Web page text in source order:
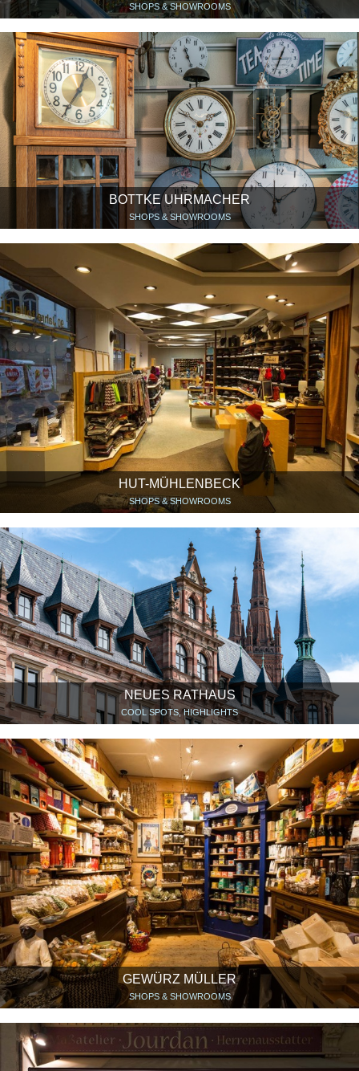
SHOPS & SHOWROOMS
BOTTKE UHRMACHER
SHOPS & SHOWROOMS
HUT-MÜHLENBECK
SHOPS & SHOWROOMS
NEUES RATHAUS
COOL SPOTS, HIGHLIGHTS
GEWÜRZ MÜLLER
SHOPS & SHOWROOMS